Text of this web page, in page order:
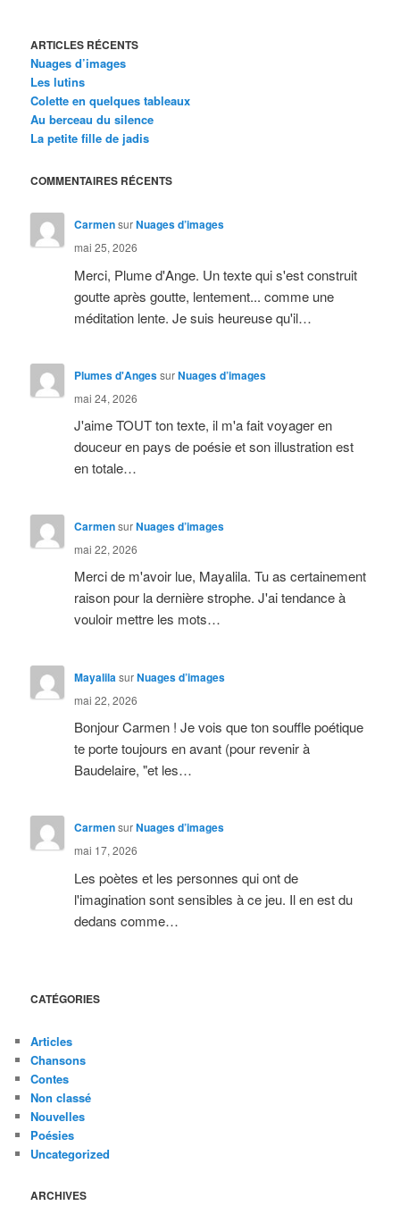
ARTICLES RÉCENTS
Nuages d’images
Les lutins
Colette en quelques tableaux
Au berceau du silence
La petite fille de jadis
COMMENTAIRES RÉCENTS
CarmensurNuages d’images
mai 25, 2026
Merci, Plume d'Ange. Un texte qui s'est construit
goutte après goutte, lentement... comme une
méditation lente. Je suis heureuse qu'il…
Plumes d'AngessurNuages d’images
mai 24, 2026
J'aime TOUT ton texte, il m'a fait voyager en
douceur en pays de poésie et son illustration est
en totale…
CarmensurNuages d’images
mai 22, 2026
Merci de m'avoir lue, Mayalila. Tu as certainement
raison pour la dernière strophe. J'ai tendance à
vouloir mettre les mots…
Mayalila surNuages d’images
mai 22, 2026
Bonjour Carmen ! Je vois que ton souffle poétique
te porte toujours en avant (pour revenir à
Baudelaire, "et les…
CarmensurNuages d’images
mai 17, 2026
Les poètes et les personnes qui ont de
l'imagination sont sensibles à ce jeu. Il en est du
dedans comme…
CATÉGORIES
Articles
Chansons
Contes
Non classé
Nouvelles
Poésies
Uncategorized
ARCHIVES